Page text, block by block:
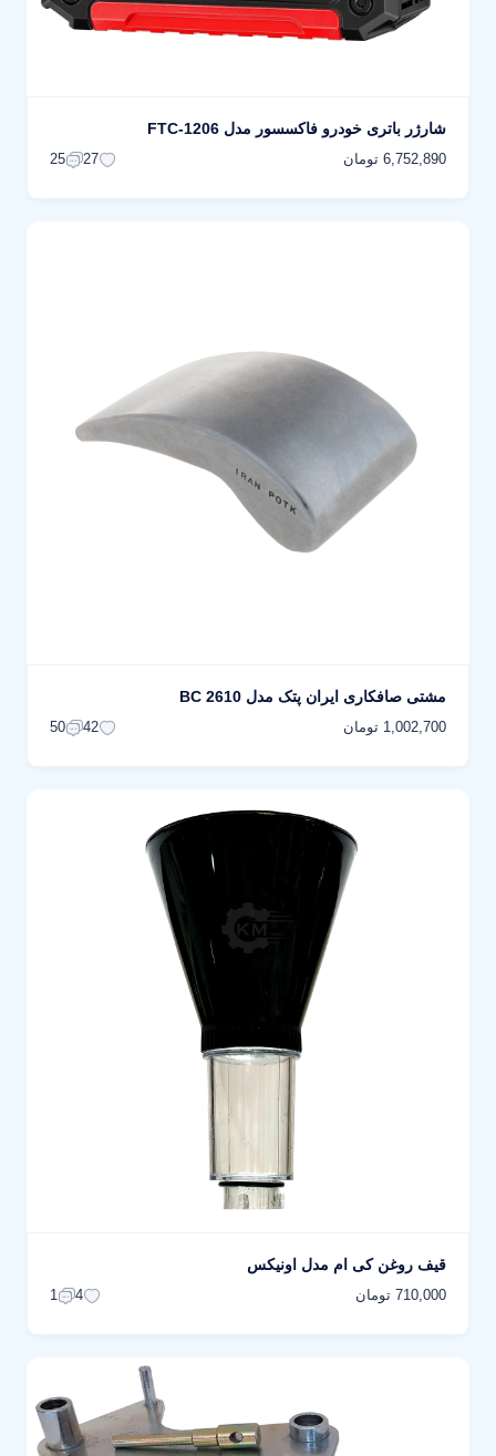
شارژر باتری خودرو فاکسسور مدل FTC-1206
6,752,890 تومان 27
25
مشتی صافکاری ایران پتک مدل BC 2610
1,002,700 تومان 42
50
قیف روغن کی ام مدل اونیکس
710,000 تومان 4
1